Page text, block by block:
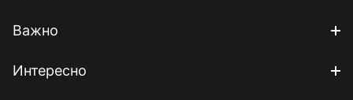
Важно
Интересно